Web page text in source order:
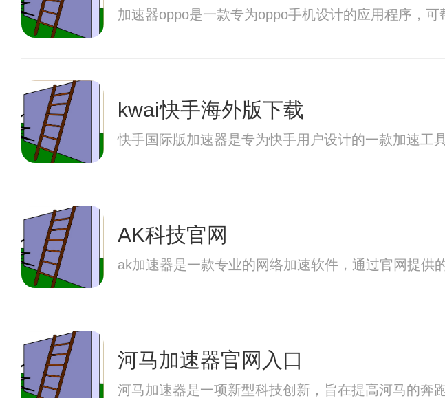
加速器oppo是一款专为oppo手机设计的应用程序，
kwai快手海外版下载
快手国际版加速器是专为快手用户设计的一款加速工
AK科技官网
ak加速器是一款专业的网络加速软件，通过官网提
河马加速器官网入口
河马加速器是一项新型科技创新，旨在提高河马的奔